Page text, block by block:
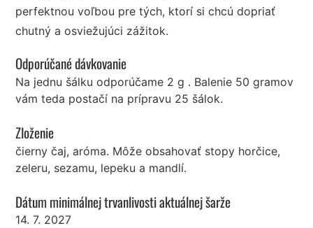
perfektnou voľbou pre tých, ktorí si chcú dopriať
chutný a osviežujúci zážitok.
Odporúčané dávkovanie
Na jednu šálku odporúčame 2 g . Balenie 50 gramov
vám teda postačí na prípravu 25 šálok.
Zloženie
čierny čaj, aróma. Môže obsahovať stopy horčice,
zeleru, sezamu, lepeku a mandlí.
Dátum minimálnej trvanlivosti aktuálnej šarže
14. 7. 2027